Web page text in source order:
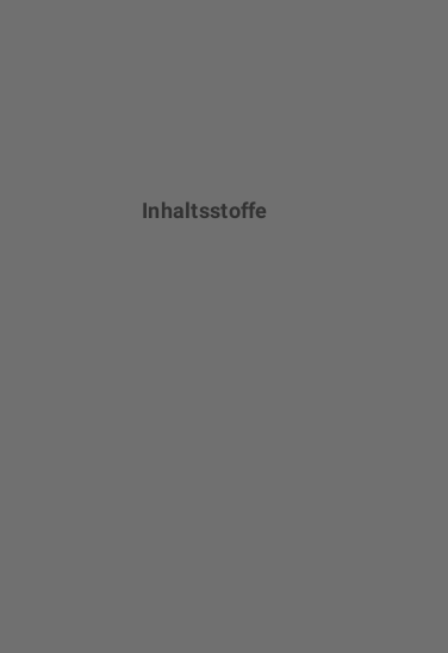
Inhaltsstoffe